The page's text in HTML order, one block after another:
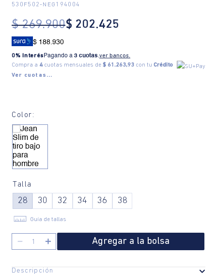
530F502- NEG194004
$ 269.900$ 202.425
$ 188.930
0% Interés Pagando a 3 cuotas.ver bancos.
Compra a 4cuotas mensuales de $ 61.263,93 con tu Crédito
Ver cuotas...
Color:
Talla
28 30 32 34 36 38
Guía de tallas
＋
－ Agregar a la bolsa
Descripción